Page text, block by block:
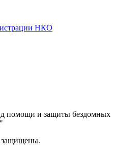
НКО
помощи и защиты бездомных
защищены.